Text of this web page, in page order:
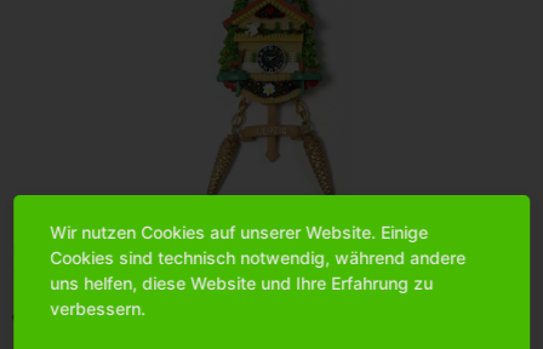
Bittemelden Sie sich an, um mehr Informationen über das
Produkt zu erhalten.
Merken
Wir nutzen Cookies auf unserer Website. Einige
Cookies sind technisch notwendig, während andere
uns helfen, diese Website und Ihre Erfahrung zu
verbessern.